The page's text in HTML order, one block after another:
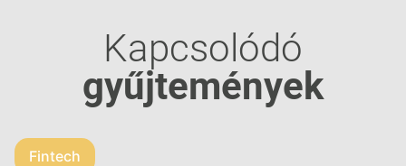
Kapcsolódó
gyűjtemények
Fintech